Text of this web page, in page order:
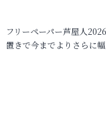
フリーペーパー芦屋人
置きで今までよりさらに